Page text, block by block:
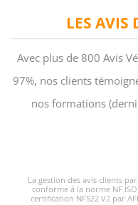
LES AVIS
Avec plus de 800 Avis
97%, nos clients
nos formations
La gestion des avis clients
conforme à la norme NF
certification NF522 V2 par